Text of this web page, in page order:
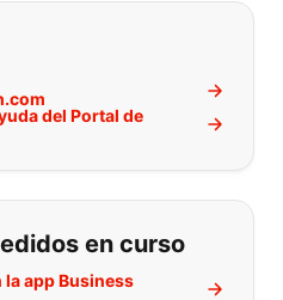
lo que está
del Portal de
en curso
app Business